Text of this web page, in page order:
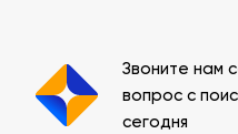
Звоните нам
вопрос с
сегодня